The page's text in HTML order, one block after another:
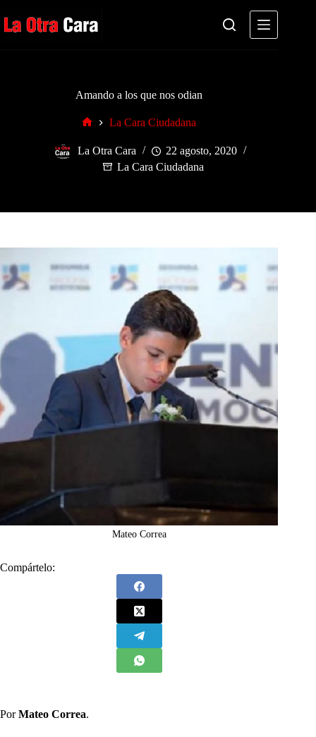
al
contenido
Amando a los que nos odian
La Cara Ciudadana
La Otra Cara
22 agosto, 2020
La Cara Ciudadana
Mateo Correa
Compártelo:
PorMateo Correa.